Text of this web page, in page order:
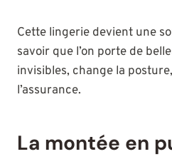
Cette lingerie devient une
savoir que l’on porte de
invisibles, change la
l’assurance.
La montée en